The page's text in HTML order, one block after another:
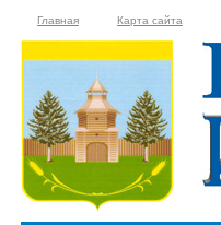
Главная Карта сайта